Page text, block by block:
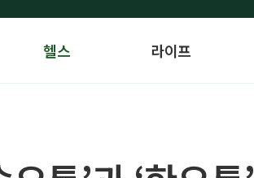
헬스 라이프